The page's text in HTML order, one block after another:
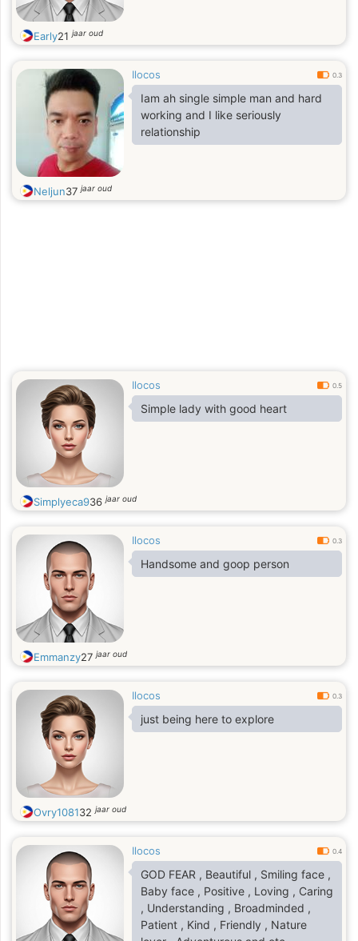
Early21jaar oud
Ilocos 0.3
Iam ah single simple man and hard
working and I like seriously
relationship
Neljun37jaar oud
Ilocos 0.5
Simple lady with good heart
Simplyeca936jaar oud
Ilocos 0.3
Handsome and goop person
Emmanzy27jaar oud
Ilocos 0.3
just being here to explore
Ovry108132jaar oud
Ilocos 0.4
GOD FEAR , Beautiful , Smiling face ,
Baby face , Positive , Loving , Caring
, Understanding , Broadminded ,
Patient , Kind , Friendly , Nature